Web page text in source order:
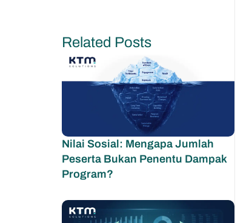
Related Posts
Nilai Sosial: Mengapa Jumlah
Peserta Bukan Penentu Dampak
Program?